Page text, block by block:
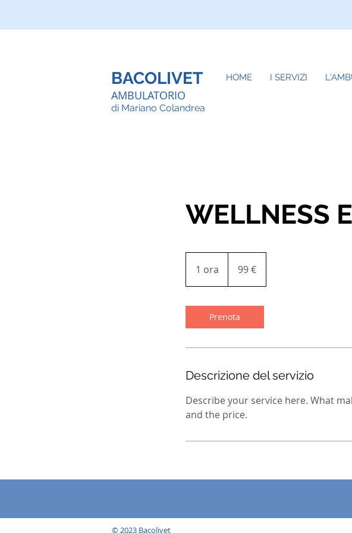
BACOLIVET
AMBULATORIO
di Mariano Colandrea
HOME I SERVIZI
WELLNESS
1 ora
o
99 €
Prenota
Descrizione del servizio
Describe your service here. What
and the price.
© 2023 Bacolivet